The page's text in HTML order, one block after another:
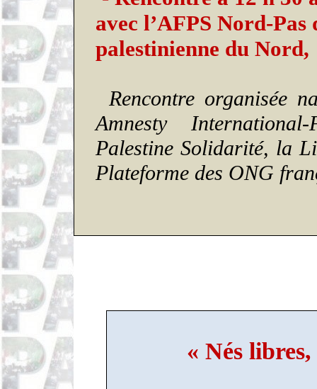
avec l’AFPS Nord-
palestinienne du Nord,
Rencontre organisée
Amnesty
Palestine Solidarité, la
Plateforme des ONG
« Nés